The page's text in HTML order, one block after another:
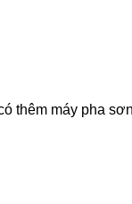
thêm máy pha